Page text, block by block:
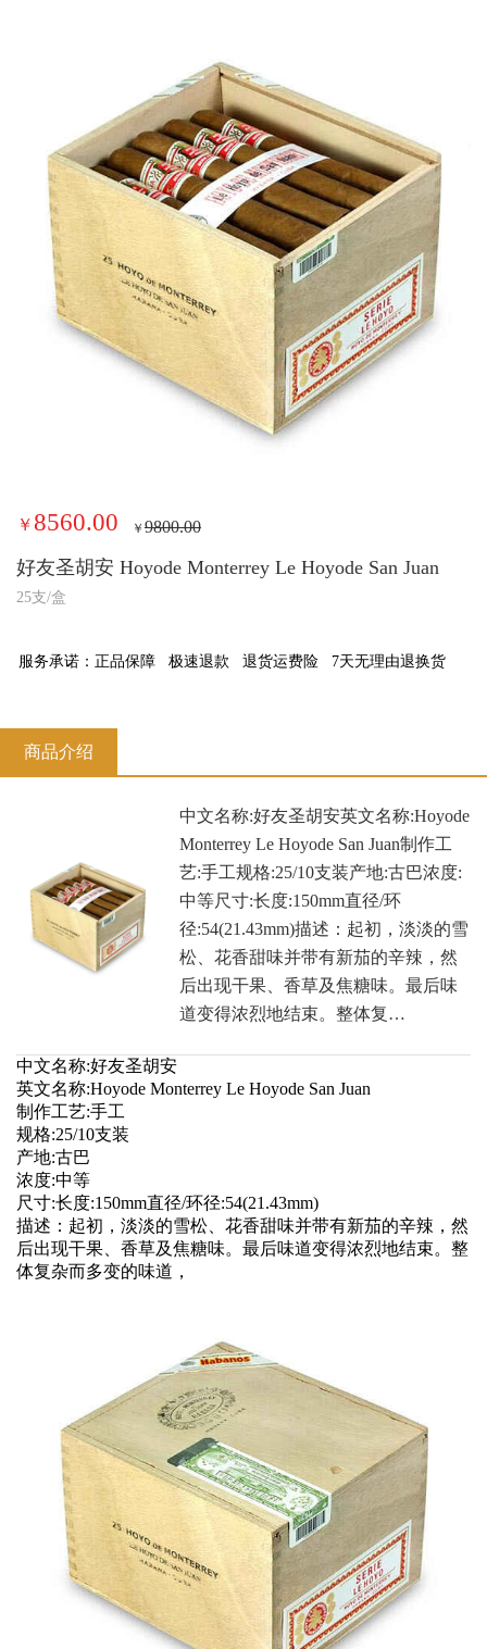
￥ 8560.00 ￥9800.00
好友圣胡安 Hoyode Monterrey Le Hoyode San Juan
25支/盒
服务承诺： 正品保障 极速退款 退货运费险 7天无理由退换货
商品介绍
中文名称:好友圣胡安英文名称:Hoyode
Monterrey Le Hoyode San Juan制作工
艺:手工规格:25/10支装产地:古巴浓度:
中等尺寸:长度:150mm直径/环
径:54(21.43mm)描述：起初，淡淡的雪
松、花香甜味并带有新茄的辛辣，然
后出现干果、香草及焦糖味。最后味
道变得浓烈地结束。整体复…
中文名称:好友圣胡安
英文名称:Hoyode Monterrey Le Hoyode San Juan
制作工艺:手工
规格:25/10支装
产地:古巴
浓度:中等
尺寸:长度:150mm直径/环径:54(21.43mm)
描述：起初，淡淡的雪松、花香甜味并带有新茄的辛辣，然
后出现干果、香草及焦糖味。最后味道变得浓烈地结束。整
体复杂而多变的味道，